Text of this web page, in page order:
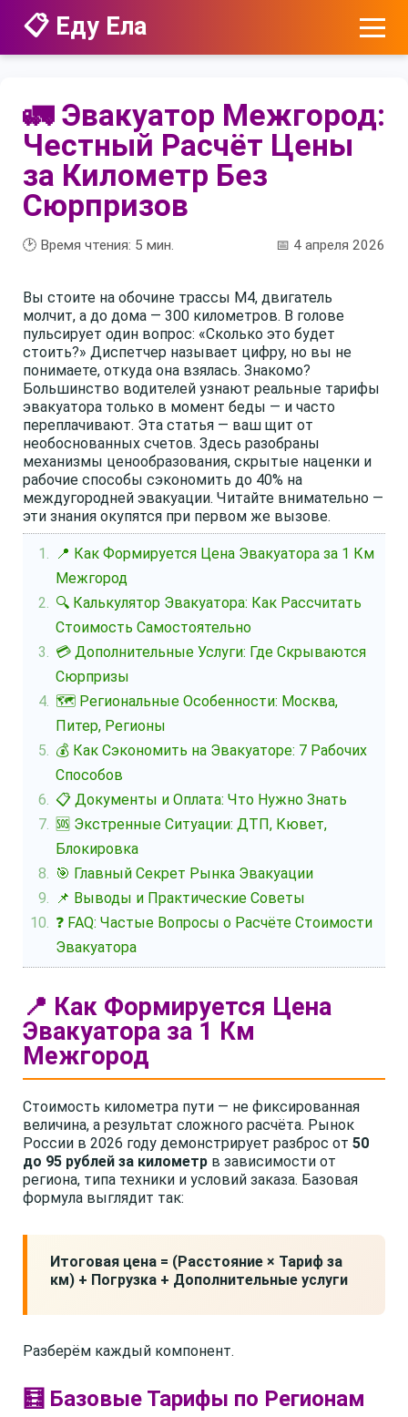
📋 Еду Ела
🚛 Эвакуатор Межгород:
Честный Расчёт Цены
за Километр Без
Сюрпризов
🕑 Время чтения: 5 мин. 📅 4 апреля 2026
Вы стоите на обочине трассы М4, двигатель
молчит, а до дома — 300 километров. В голове
пульсирует один вопрос: «Сколько это будет
стоить?» Диспетчер называет цифру, но вы не
понимаете, откуда она взялась. Знакомо?
Большинство водителей узнают реальные тарифы
эвакуатора только в момент беды — и часто
переплачивают. Эта статья — ваш щит от
необоснованных счетов. Здесь разобраны
механизмы ценообразования, скрытые наценки и
рабочие способы сэкономить до 40% на
междугородней эвакуации. Читайте внимательно —
эти знания окупятся при первом же вызове.
📍 Как Формируется Цена Эвакуатора за 1 Км
Межгород
🔍 Калькулятор Эвакуатора: Как Рассчитать
Стоимость Самостоятельно
💳 Дополнительные Услуги: Где Скрываются
Сюрпризы
🗺️ Региональные Особенности: Москва,
Питер, Регионы
💰 Как Сэкономить на Эвакуаторе: 7 Рабочих
Способов
📋 Документы и Оплата: Что Нужно Знать
🆘 Экстренные Ситуации: ДТП, Кювет,
Блокировка
🎯 Главный Секрет Рынка Эвакуации
📌 Выводы и Практические Советы
❓ FAQ: Частые Вопросы о Расчёте Стоимости
Эвакуатора
📍 Как Формируется Цена
Эвакуатора за 1 Км
Межгород
Стоимость километра пути — не фиксированная
величина, а результат сложного расчёта. Рынок
России в 2026 году демонстрирует разброс от 50
до 95 рублей за километр в зависимости от
региона, типа техники и условий заказа. Базовая
формула выглядит так:
Итоговая цена = (Расстояние × Тариф за
км) + Погрузка + Дополнительные услуги
Разберём каждый компонент.
🧮 Базовые Тарифы по Регионам